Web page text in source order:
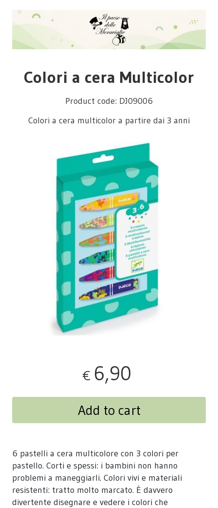
Colori a cera Multicolor
Product code: DJ09006
Colori a cera multicolor a partire dai 3 anni
€ 6,90
Add to cart
6 pastelli a cera multicolore con 3 colori per
pastello. Corti e spessi: i bambini non hanno
problemi a maneggiarli. Colori vivi e materiali
resistenti: tratto molto marcato. È davvero
divertente disegnare e vedere i colori che